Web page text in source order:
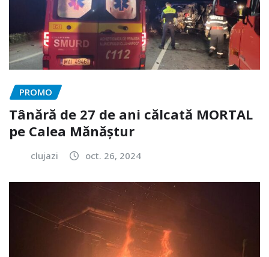
PROMO
Tânără de 27 de ani călcată MORTAL
pe Calea Mănăștur
clujazi oct. 26, 2024